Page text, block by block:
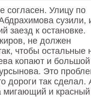
согласен. Улицу по
сузили,
заезд к остановке.
не должен
чтобы остальные
копают и большой
Это
дороги так сделал.
мигающий и красный